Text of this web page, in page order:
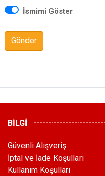
İsmimi Göster
Gönder
BİLGİ
Güvenli Alışveriş
İptal ve İade Koşulları
Kullanım Koşulları